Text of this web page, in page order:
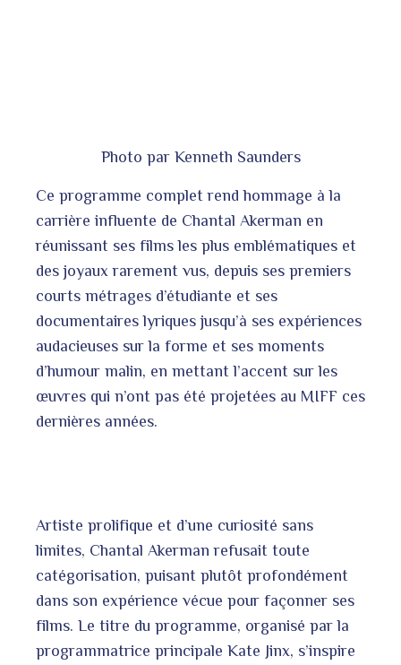
Photo par Kenneth Saunders
Ce programme complet rend hommage à la
carrière influente de Chantal Akerman en
réunissant ses films les plus emblématiques et
des joyaux rarement vus, depuis ses premiers
courts métrages d’étudiante et ses
documentaires lyriques jusqu’à ses expériences
audacieuses sur la forme et ses moments
d’humour malin, en mettant l’accent sur les
œuvres qui n’ont pas été projetées au MIFF ces
dernières années.
Artiste prolifique et d’une curiosité sans
limites, Chantal Akerman refusait toute
catégorisation, puisant plutôt profondément
dans son expérience vécue pour façonner ses
films. Le titre du programme, organisé par la
programmatrice principale Kate Jinx, s’inspire